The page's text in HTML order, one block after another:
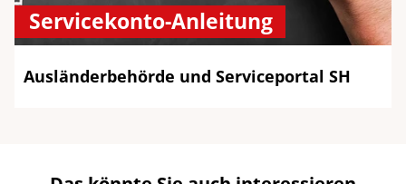
Servicekonto-Anleitung
Ausländerbehörde und Serviceportal SH